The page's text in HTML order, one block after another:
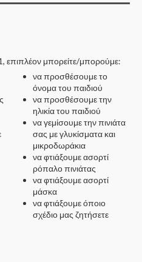
επιπλέον μπορείτε/μπορούμε:
να προσθέσουμε το
όνομα του παιδιού
να προσθέσουμε την
ηλικία του παιδιού
να γεμίσουμε την πινιάτα
σας με γλυκίσματα και
μικροδωράκια
να φτιάξουμε ασορτί
ρόπαλο πινιάτας
να φτιάξουμε ασορτί
μάσκα
να φτιάξουμε όποιο
σχέδιο μας ζητήσετε